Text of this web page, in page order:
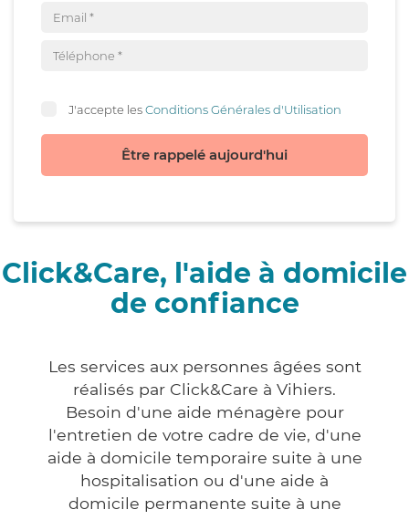
J'accepte lesConditions Générales d'Utilisation
Être rappelé aujourd'hui
Click&Care, l'aide à domicile
de confiance
Les services aux personnes âgées sont
réalisés par Click&Care à Vihiers.
Besoin d'une aide ménagère pour
l'entretien de votre cadre de vie, d'une
aide à domicile temporaire suite à une
hospitalisation ou d'une aide à
domicile permanente suite à une